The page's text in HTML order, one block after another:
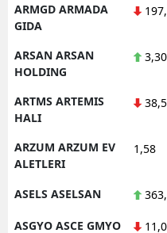
ARMGD ARMADA
GIDA
ARSAN ARSAN
HOLDING
3,30
ARTMS ARTEMIS
HALI
ARZUM ARZUM EV
ALETLERI
1,58
ASELS ASELSAN
ASGYO ASCE GMYO